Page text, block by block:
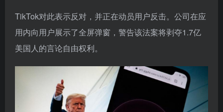
TikTok对此表示反对，并正在动员用户反击。公司在应
用内向用户展示了全屏弹窗，警告该法案将剥夺1.7亿
美国人的言论自由权利。